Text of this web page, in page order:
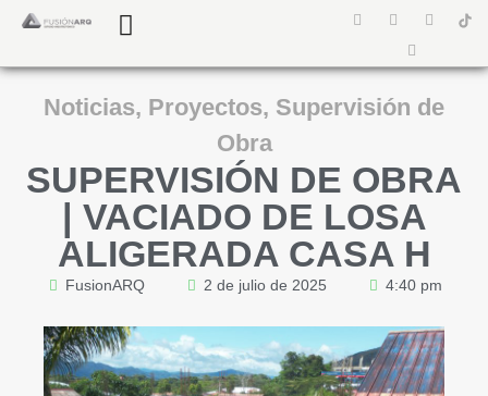
Noticias, Proyectos, Supervisión de
Obra
SUPERVISIÓN DE OBRA
| VACIADO DE LOSA
ALIGERADA CASA H
FusionARQ 2 de julio de 2025 4:40 pm